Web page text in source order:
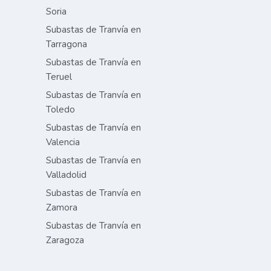
Soria
Subastas de Tranvía en
Tarragona
Subastas de Tranvía en
Teruel
Subastas de Tranvía en
Toledo
Subastas de Tranvía en
Valencia
Subastas de Tranvía en
Valladolid
Subastas de Tranvía en
Zamora
Subastas de Tranvía en
Zaragoza